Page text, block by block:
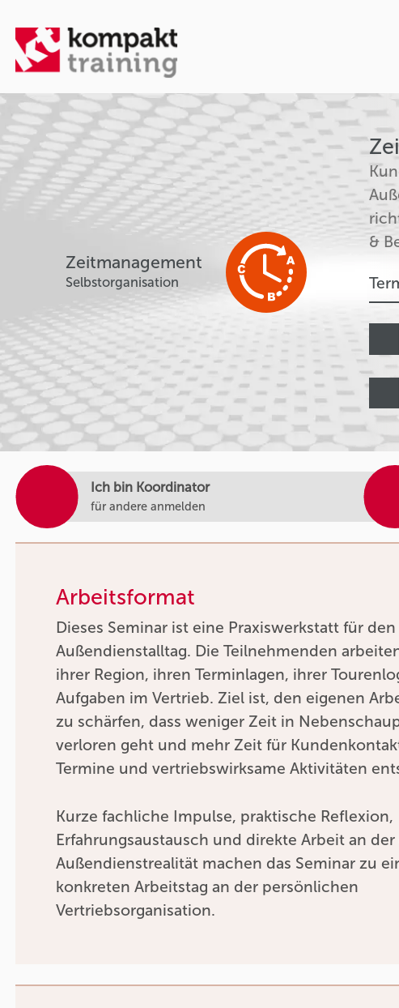
Zeitmanagement
Selbstorganisation
&
Arbeitsformat
Dieses Seminar ist eine Praxiswerkstatt für
Außendienstalltag. Die Teilnehmenden
ihrer Region, ihren Terminlagen, ihrer
Aufgaben im Vertrieb. Ziel ist, den eigenen
zu schärfen, dass weniger Zeit in
verloren geht und mehr Zeit für
Termine und vertriebswirksame Aktivitäten
Kurze fachliche Impulse, praktische Reflexion,
Erfahrungsaustausch und direkte Arbeit an
Außendienstrealität machen das Seminar zu
konkreten Arbeitstag an der persönlichen
Vertriebsorganisation.
Ich bin Koordinator
für andere anmelden